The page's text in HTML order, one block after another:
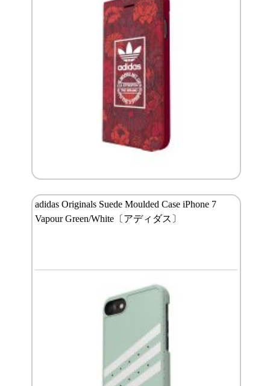
adidas Originals Suede Moulded Case iPhone 7
Vapour Green/White〔アディダス〕